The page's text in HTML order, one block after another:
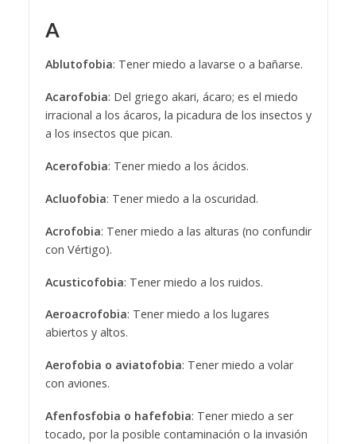
A
Ablutofobia: Tener miedo a lavarse o a bañarse.
Acarofobia: Del griego akari, ácaro; es el miedo
irracional a los ácaros, la picadura de los insectos y
a los insectos que pican.
Acerofobia: Tener miedo a los ácidos.
Acluofobia: Tener miedo a la oscuridad.
Acrofobia: Tener miedo a las alturas (no confundir
con Vértigo).
Acusticofobia: Tener miedo a los ruidos.
Aeroacrofobia: Tener miedo a los lugares
abiertos y altos.
Aerofobia o aviatofobia: Tener miedo a volar
con aviones.
Afenfosfobia o hafefobia: Tener miedo a ser
tocado, por la posible contaminación o la invasión